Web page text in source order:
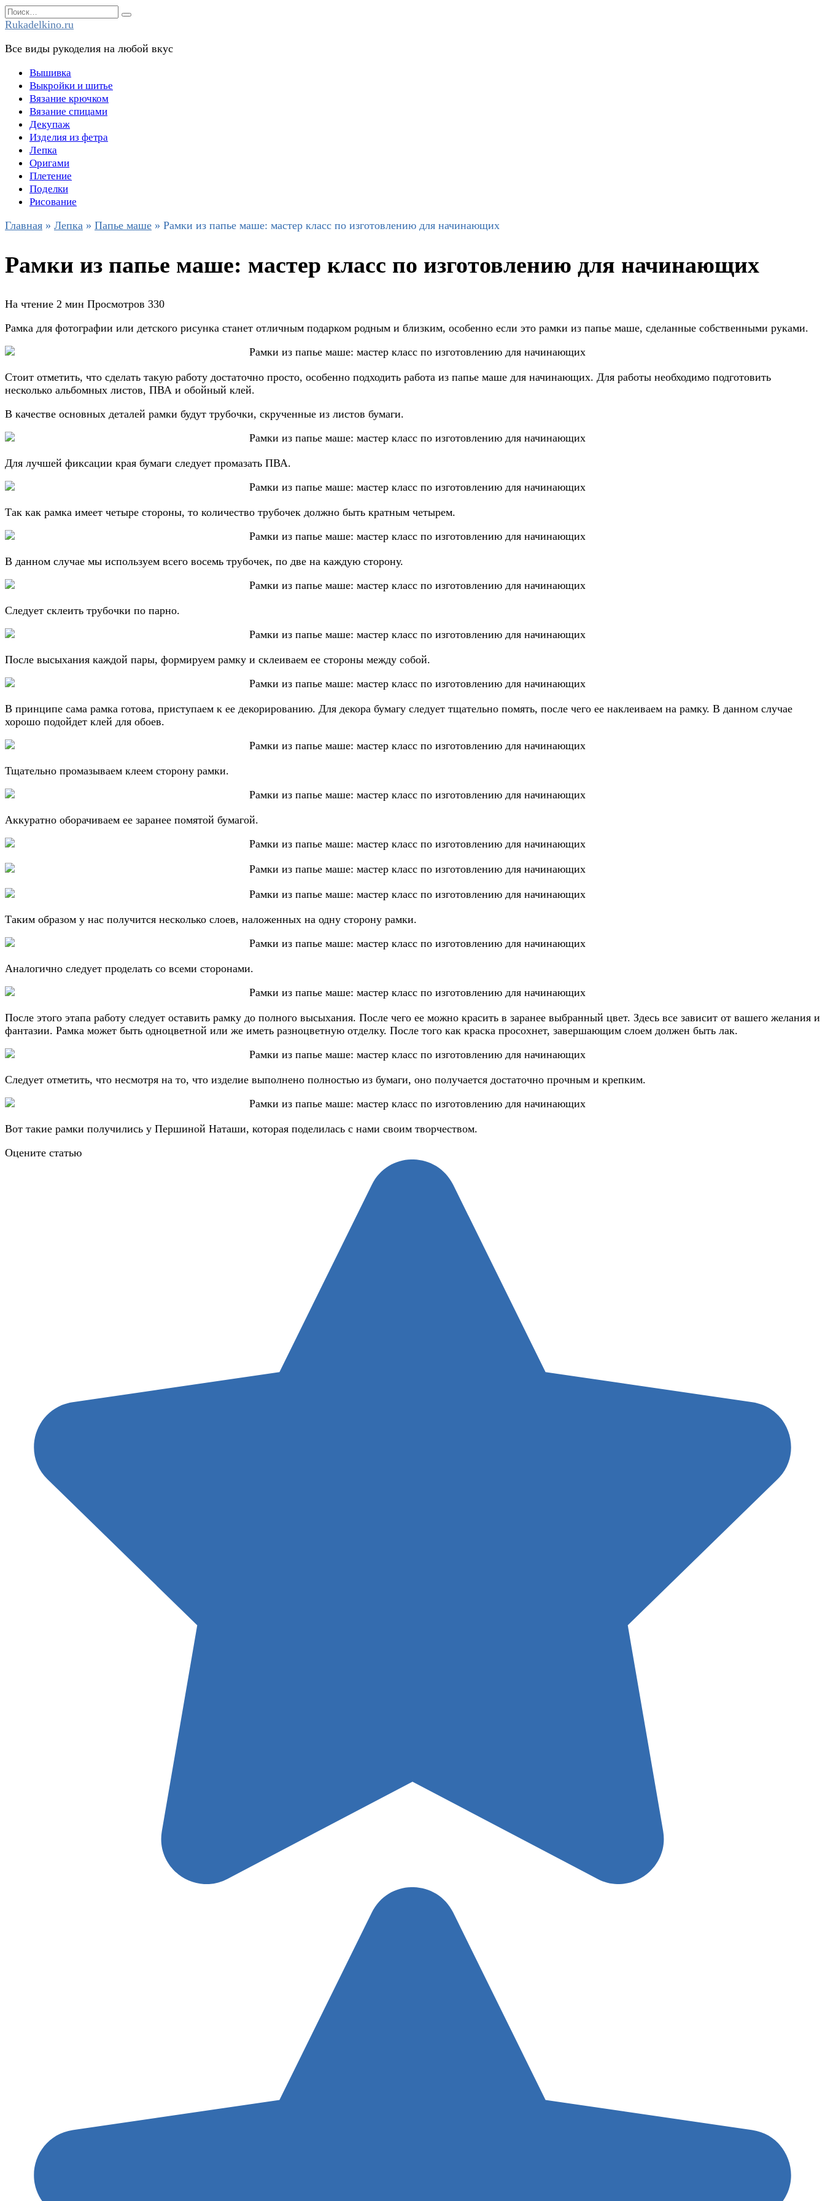
Перейти
к
Search
for:
Rukadelkino.ru
Все виды рукоделия на любой вкус
Вышивка
Выкройки и шитье
Вязание крючком
Вязание спицами
Декупаж
Изделия из фетра
Лепка
Оригами
Плетение
Поделки
Рисование
Главная » Лепка » Папье маше » Рамки из папье маше: мастер класс по изготовлению для начинающих
Рамки из папье маше: мастер класс по изготовлению для начинающих
На чтение 2 мин Просмотров 330
Рамка для фотографии или детского рисунка станет отличным подарком родным и близким, особенно если это рамки из папье маше, сделанные собственными руками.
Стоит отметить, что сделать такую работу достаточно просто, особенно подходить работа из папье маше для начинающих. Для работы необходимо подготовить
несколько альбомных листов, ПВА и обойный клей.
В качестве основных деталей рамки будут трубочки, скрученные из листов бумаги.
Для лучшей фиксации края бумаги следует промазать ПВА.
Так как рамка имеет четыре стороны, то количество трубочек должно быть кратным четырем.
В данном случае мы используем всего восемь трубочек, по две на каждую сторону.
Следует склеить трубочки по парно.
После высыхания каждой пары, формируем рамку и склеиваем ее стороны между собой.
В принципе сама рамка готова, приступаем к ее декорированию. Для декора бумагу следует тщательно помять, после чего ее наклеиваем на рамку. В данном случае
хорошо подойдет клей для обоев.
Тщательно промазываем клеем сторону рамки.
Аккуратно оборачиваем ее заранее помятой бумагой.
Таким образом у нас получится несколько слоев, наложенных на одну сторону рамки.
Аналогично следует проделать со всеми сторонами.
После этого этапа работу следует оставить рамку до полного высыхания. После чего ее можно красить в заранее выбранный цвет. Здесь все зависит от вашего желания и
фантазии. Рамка может быть одноцветной или же иметь разноцветную отделку. После того как краска просохнет, завершающим слоем должен быть лак.
Следует отметить, что несмотря на то, что изделие выполнено полностью из бумаги, оно получается достаточно прочным и крепким.
Вот такие рамки получились у Першиной Наташи, которая поделилась с нами своим творчеством.
Оцените статью